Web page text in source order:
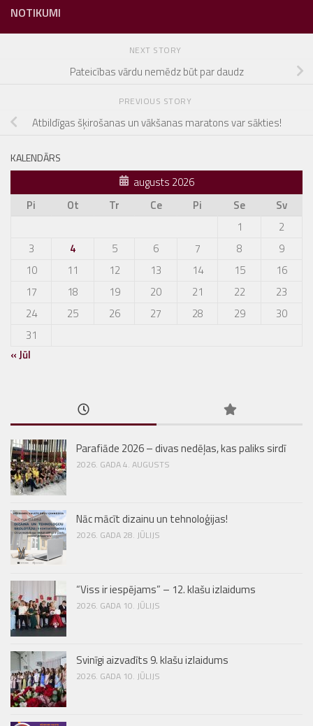
NOTIKUMI
NEXT STORY
Pateicības vārdu nemēdz būt par daudz
PREVIOUS STORY
Atbildīgas šķirošanas un vākšanas maratons var sākties!
KALENDĀRS
augusts 2026
Pi
Ot Tr Ce Pi Se
Sv
1
2
3
4 5 6 7 8
9
10
11 12 13 14 15
16
17
18 19 20 21 22
23
24
25 26 27 28 29
30
31
« Jūl
Parafiāde 2026 – divas nedēļas, kas paliks sirdī
2026. GADA 4. AUGUSTS
Nāc mācīt dizainu un tehnoloģijas!
2026. GADA 28. JŪLIJS
“Viss ir iespējams” – 12. klašu izlaidums
2026. GADA 10. JŪLIJS
Svinīgi aizvadīts 9. klašu izlaidums
2026. GADA 10. JŪLIJS